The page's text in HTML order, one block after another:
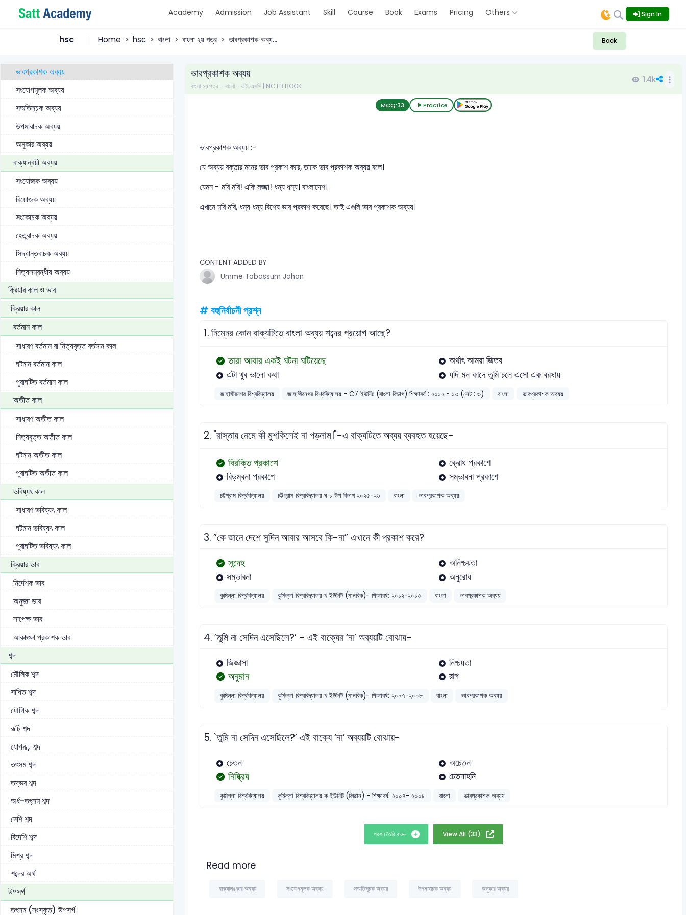
Academy Admission Job Assistant Skill Course Book Exams Pricing Others Sign In
hsc Home hsc বাংলা বাংলা ২য় পত্র ভাবপ্রকাশক অব্য... Back
পদান্বয়ী অব্যয়
ভাবপ্রকাশক অব্যয়
সংযোগমূলক অব্যয়
সম্মতিসূচক অব্যয়
উপমাবাচক অব্যয়
অনুকার অব্যয়
বাক্যান্বয়ী অব্যয়
সংযোজক অব্যয়
বিয়োজক অব্যয়
সংকোচক অব্যয়
হেতুবাচক অব্যয়
সিদ্ধান্তবাচক অব্যয়
নিত্যসম্বন্ধীয় অব্যয়
ক্রিয়ার কাল ও ভাব
ক্রিয়ার কাল
বর্তমান কাল
সাধারণ বর্তমান বা নিত্যবৃত্ত বর্তমান কাল
ঘটমান বর্তমান কাল
পুরাঘটিত বর্তমান কাল
অতীত কাল
সাধারণ অতীত কাল
নিত্যবৃত্ত অতীত কাল
ঘটমান অতীত কাল
পুরাঘটিত অতীত কাল
ভবিষ্যৎ কাল
সাধারণ ভবিষ্যৎ কাল
ঘটমান ভবিষ্যৎ কাল
পুরাঘটিত ভবিষ্যৎ কাল
ক্রিয়ার ভাব
নির্দেশক ভাব
অনুজ্ঞা ভাব
সাপেক্ষ ভাব
আকাঙ্ক্ষা প্রকাশক ভাব
শব্দ
মৌলিক শব্দ
সাধিত শব্দ
যৌগিক শব্দ
রূঢ়ি শব্দ
যোগরূঢ় শব্দ
তৎসম শব্দ
তদ্ভব শব্দ
অর্ধ-তৎ্সম শব্দ
দেশি শব্দ
বিদেশি শব্দ
মিশ্র শব্দ
শব্দের অর্থ
উপসর্গ
তৎসম (সংস্কৃত) উপসর্গ
ভাবপ্রকাশক অব্যয়
বাংলা ২য় পত্র - বাংলা - এইচএসসি | NCTB BOOK
1.4k
MCQ:33 Practice
ভাবপ্রকাশক অব্যয় :-
যে অব্যয় বক্তার মনের ভাব প্রকাশ করে, তাকে ভাব প্রকাশক অব্যয় বলে।
যেমন - মরি মরি! একি লজ্জা! ধন্য ধন্য। বাংলাদেশ।
এখানে মরি মরি, ধন্য ধন্য বিশেষ ভাব প্রকাশ করেছে। তাই এগুলি ভাব প্রকাশক অব্যয়।
CONTENT ADDED BY
Umme Tabassum Jahan
# বহুনির্বাচনী প্রশ্ন
1.নিম্নের কোন বাক্যটিতে বাংলা অব্যয় শব্দের প্রয়োগ আছে?
তারা আবার একই ঘটনা ঘটিয়েছে
অর্থাৎ আমরা জিতব
এটা খুব ভালো কথা
যদি মন কাদে তুমি চলে এসো এক বরষায়
জাহাঙ্গীরনগর বিশ্ববিদ্যালয় জাহাঙ্গীরনগর বিশ্ববিদ্যালয় - C7 ইউনিট (বাংলা বিভাগ) শিক্ষাবর্ষ : ২০১২ - ১৩ (সেট : ৩) বাংলা ভাবপ্রকাশক অব্যয়
2. "রাস্তায় নেমে কী মুশকিলেই না পড়লাম।"-এ বাক্যটিতে অব্যয় ব্যবহৃত হয়েছে-
বিরক্তি প্রকাশে
ক্রোধ প্রকাশে
বিড়ম্বনা প্রকাশে
সম্ভাবনা প্রকাশে
চট্টগ্রাম বিশ্ববিদ্যালয় চট্টগ্রাম বিশ্ববিদ্যালয় ঘ ১ উপ বিভাগ ২০২৫-২৬ বাংলা ভাবপ্রকাশক অব্যয়
3.”কে জানে দেশে সুদিন আবার আসবে কি-না” এখানে কী প্রকাশ করে?
সন্দেহ
অনিশ্চয়তা
সম্ভাবনা
অনুরোধ
কুমিল্লা বিশ্ববিদ্যালয় কুমিল্লা বিশ্ববিদ্যালয় খ ইউনিট (মানবিক)- শিক্ষাবর্ষ: ২০১২-২০১৩ বাংলা ভাবপ্রকাশক অব্যয়
4.’তুমি না সেদিন এসেছিলে?’ - এই বাক্যের ‘না’ অব্যয়টি বোঝায়-
জিজ্ঞাসা নিশ্চয়তা
অনুমান রাগ
কুমিল্লা বিশ্ববিদ্যালয় কুমিল্লা বিশ্ববিদ্যালয় খ ইউনিট (মানবিক)- শিক্ষাবর্ষ: ২০০৭-২০০৮ বাংলা ভাবপ্রকাশক অব্যয়
5. `তুমি না সেদিন এসেছিলে?’ এই বাক্যে ‘না’ অব্যয়টি বোঝায়-
চেতন অচেতন
নিষ্ক্রিয় চেতনাহনি
কুমিল্লা বিশ্ববিদ্যালয় কুমিল্লা বিশ্ববিদ্যালয় ক ইউনিট (বিজ্ঞান) - শিক্ষাবর্ষ: ২০০৭- ২০০৮ বাংলা ভাবপ্রকাশক অব্যয়
প্রশ্ন তৈরি করুন View All (33)
Read more
বাক্যালঙ্কার অব্যয় সংযোগমূলক অব্যয় সম্মতিসূচক অব্যয় উপমাবাচক অব্যয় অনুকার অব্যয়